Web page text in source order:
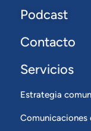
Podcast
Contacto
Servicios
Estrategia
Comunicaciones